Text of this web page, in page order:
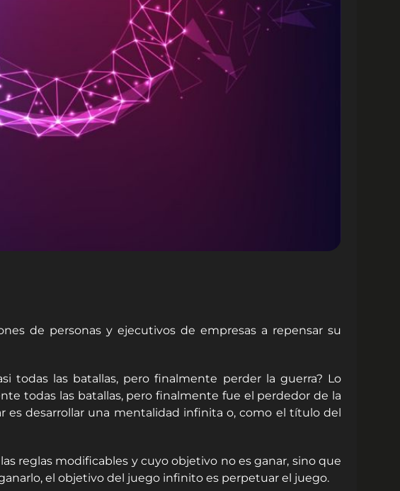
de personas y ejecutivos de empresas a repensar su
todas las batallas, pero finalmente perder la guerra? Lo
todas las batallas, pero finalmente fue el perdedor de la
es desarrollar una mentalidad infinita o, como el título del
reglas modificables y cuyo objetivo no es ganar, sino que
el objetivo del juego infinito es perpetuar el juego.